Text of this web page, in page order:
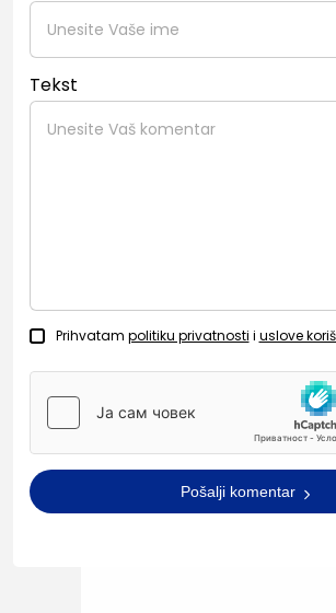
Tekst
Prihvatam politiku privatnosti i uslove
Pošalji komentar